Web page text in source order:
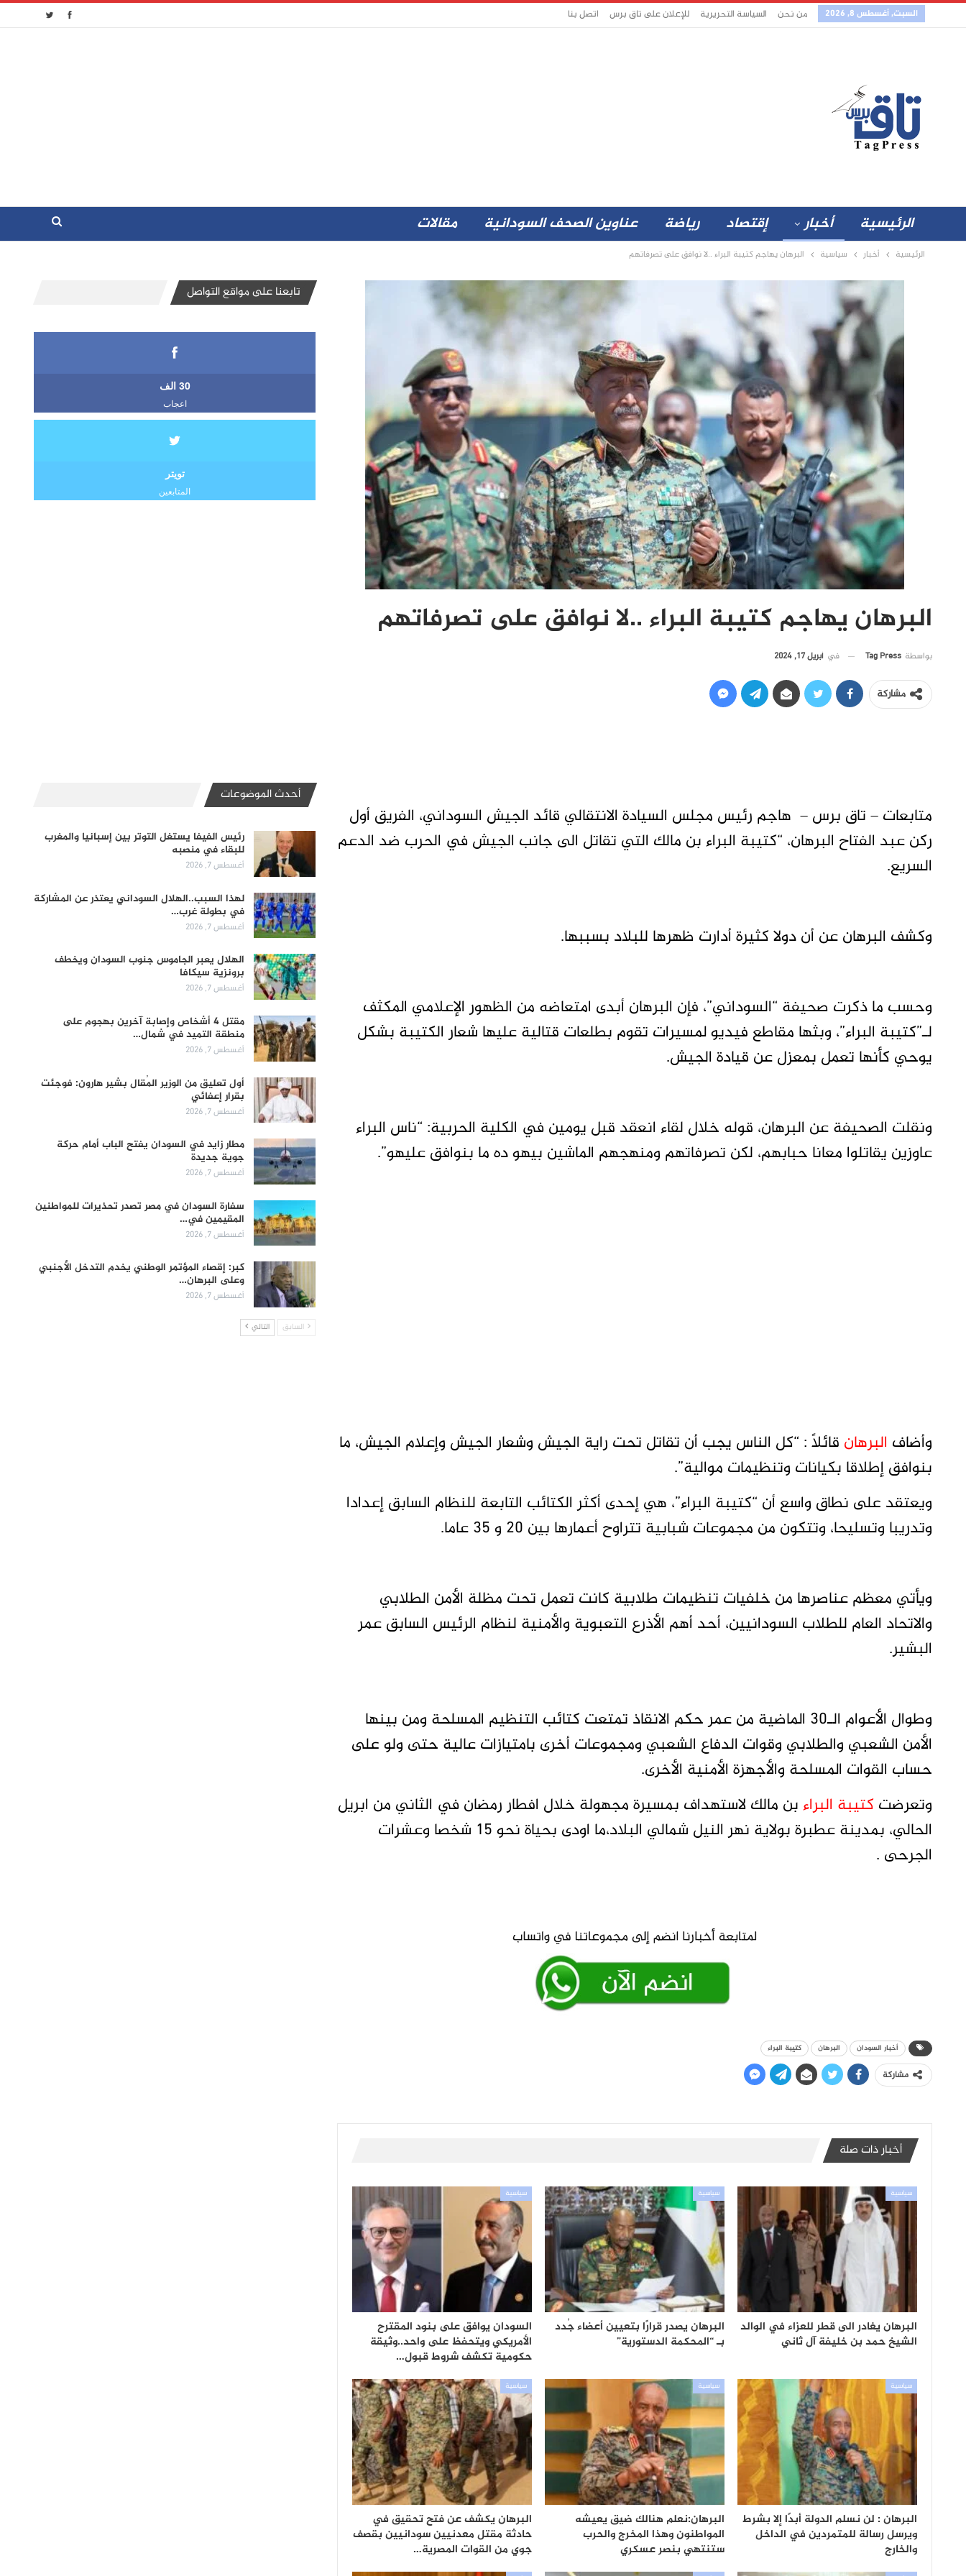
السبت, أغسطس 8, 2026 من نحن السياسة التحريرية للإعلان على تاق برس اتصل بنا
الرئيسية أخبار إقتصاد رياضة عناوين الصحف السودانية مقالات
الرئيسية أخبار سياسية البرهان يهاجم كتيبة البراء ..لا نوافق على تصرفاتهم
البرهان يهاجم كتيبة البراء ..لا نوافق على تصرفاتهم
بواسطة Tag Press في أبريل 17, 2024
مشاركة
متابعات – تاق برس – هاجم رئيس مجلس السيادة الانتقالي قائد الجيش السوداني، الفريق أول
ركن عبد الفتاح البرهان، “كتيبة البراء بن مالك التي تقاتل الى جانب الجيش في الحرب ضد الدعم
السريع.
وكشف البرهان عن أن دولا كثيرة أدارت ظهرها للبلاد بسببها.
وحسب ما ذكرت صحيفة “السوداني”، فإن البرهان أبدى امتعاضه من الظهور الإعلامي المكثف
لـ”كتيبة البراء”، وبثها مقاطع فيديو لمسيرات تقوم بطلعات قتالية عليها شعار الكتيبة بشكل
يوحي كأنها تعمل بمعزل عن قيادة الجيش.
ونقلت الصحيفة عن البرهان، قوله خلال لقاء انعقد قبل يومين في الكلية الحربية: “ناس البراء
عاوزين يقاتلوا معانا حبابهم، لكن تصرفاتهم ومنهجهم الماشين بيهو ده ما بنوافق عليهو”.
وأضاف البرهان قائلاً : “كل الناس يجب أن تقاتل تحت راية الجيش وشعار الجيش وإعلام الجيش، ما
بنوافق إطلاقا بكيانات وتنظيمات موالية”.
ويعتقد على نطاق واسع أن “كتيبة البراء”، هي إحدى أكثر الكتائب التابعة للنظام السابق إعدادا
وتدريبا وتسليحا، وتتكون من مجموعات شبابية تتراوح أعمارها بين 20 و 35 عاما.
ويأتي معظم عناصرها من خلفيات تنظيمات طلابية كانت تعمل تحت مظلة الأمن الطلابي
والاتحاد العام للطلاب السودانيين، أحد أهم الأذرع التعبوية والأمنية لنظام الرئيس السابق عمر
البشير.
وطوال الأعوام الـ30 الماضية من عمر حكم الانقاذ تمتعت كتائب التنظيم المسلحة ومن بينها
الأمن الشعبي والطلابي وقوات الدفاع الشعبي ومجموعات أخرى بامتيازات عالية حتى ولو على
حساب القوات المسلحة والأجهزة الأمنية الأخرى.
وتعرضتكتيبة البراءبن مالك لاستهداف بمسيرة مجهولة خلال افطار رمضان في الثاني من ابريل
الحالي، بمدينة عطبرة بولاية نهر النيل شمالي البلاد،ما اودى بحياة نحو 15 شخصا وعشرات
الجرحى .
أخبار السودان البرهان كتيبة البراء
مشاركة
أخبار ذات صلة
سياسية
البرهان يغادر الى قطر للعزاء في الوالد
الشيخ حمد بن خليفة آل ثاني
سياسية
البرهان يصدر قرارًا بتعيين أعضاء جُدد
بـ “المحكمة الدستورية”
سياسية
السودان يوافق على بنود المقترح
الأمريكي ويتحفظ على واحد..وثيقة
حكومية تكشف شروط قبول…
سياسية
البرهان : لن نسلم الدولة أبدًا إلا بشرط
ويرسل رسالة للمتمردين في الداخل
والخارج
سياسية
البرهان:نعلم هنالك ضيق يعيشه
المواطنون وهذا المخرج والحرب
ستنتهي بنصر عسكري
سياسية
البرهان يكشف عن فتح تحقيق في
حادثة مقتل معدنيين سودانيين بقصف
جوي من القوات المصرية…
تابعنا على مواقع التواصل
30 الف
اعجاب
تويتر
المتابعين
أحدث الموضوعات
رئيس الفيفا يستغل التوتر بين إسبانيا والمغرب
للبقاء في منصبه
أغسطس 7, 2026
لهذا السبب..الهلال السوداني يعتذر عن المشاركة
في بطولة غرب…
أغسطس 7, 2026
الهلال يعبر الجاموس جنوب السودان ويخطف
برونزية سيكافا
أغسطس 7, 2026
مقتل 4 أشخاص وإصابة آخرين بهجوم على
منطقة التميد في شمال…
أغسطس 7, 2026
أول تعليق من الوزير المُقال بشير هارون: فوجئت
بقرار إعفائي
أغسطس 7, 2026
مطار زايد في السودان يفتح الباب أمام حركة
جوية جديدة
أغسطس 7, 2026
سفارة السودان في مصر تصدر تحذيرات للمواطنين
المقيمين في…
أغسطس 7, 2026
كبر: إقصاء المؤتمر الوطني يخدم التدخل الأجنبي
وعلى البرهان…
أغسطس 7, 2026
السابق التالي